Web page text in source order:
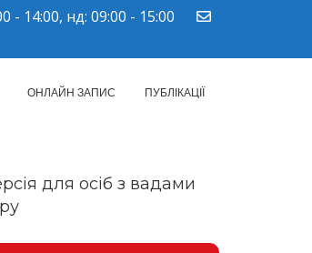
- 14:00, нд: 09:00 - 15:00
ОНЛАЙН ЗАПИС ПУБЛІКАЦІЇ
для осіб з вадами